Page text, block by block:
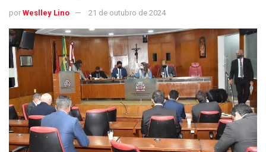
por Weslley Lino 21 de outubro de 2024